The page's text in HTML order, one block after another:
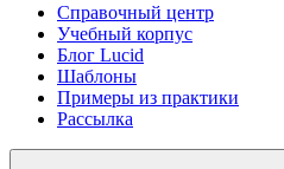
Справочный центр
Учебный корпус
Блог Lucid
Шаблоны
Примеры из практики
Рассылка